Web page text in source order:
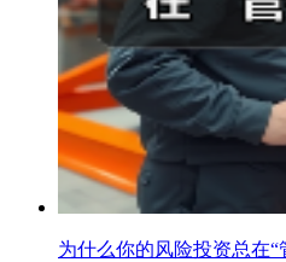
为什么你的风险投资总在“